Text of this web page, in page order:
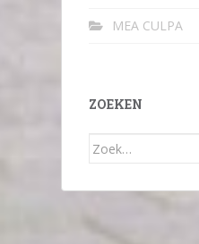
MEA CULPA
ZOEKEN
Zoek